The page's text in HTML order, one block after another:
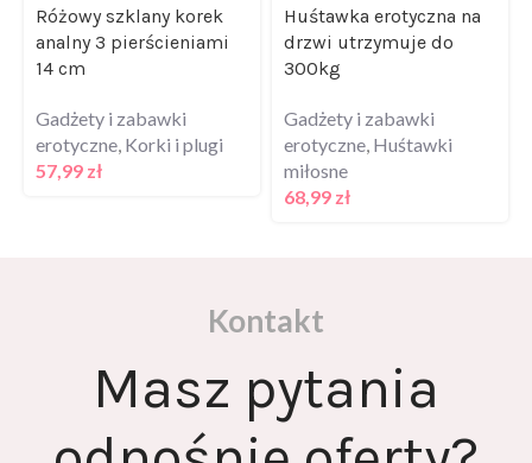
analny 3 pierścieniami
14 cm
erotyczne ,Korki i plugi
57,99zł
drzwi utrzymuje do
300kg
erotyczne ,Huśtawki
miłosne
68,99zł
Masz pytania
odnośnie oferty?